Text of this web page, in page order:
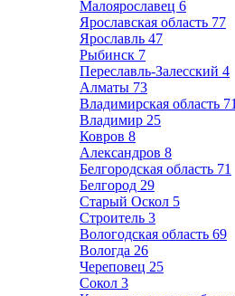
Малоярославец 6
Ярославская область 77
Ярославль 47
Рыбинск 7
Переславль-Залесский 4
Алматы 73
Владимирская область 71
Владимир 25
Ковров 8
Александров 8
Белгородская область 71
Белгород 29
Старый Оскол 5
Строитель 3
Вологодская область 69
Вологда 26
Череповец 25
Сокол 3